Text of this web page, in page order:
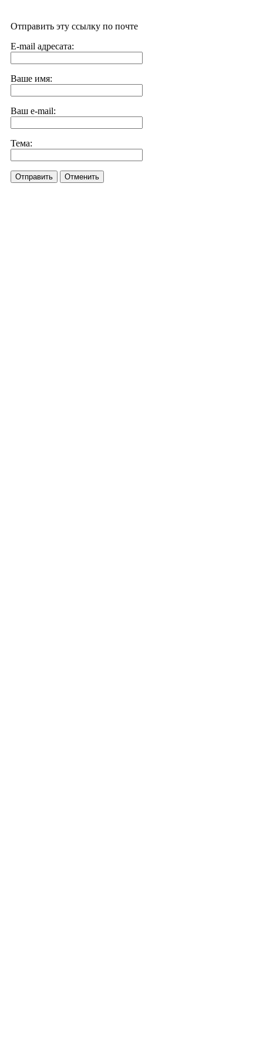
Отправить эту ссылку по почте
E-mail адресата:
Ваше имя:
Ваш e-mail:
Тема:
Отправить Отменить